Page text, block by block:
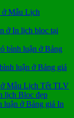
ở Mẫu Lịch
ở In lịch bloc tại
bình luận ở Bảng
luận ở Bảng giá
ở Mẫu Lịch Tết TLV
lịch Bloc đẹp
luận ở Bảng giá In